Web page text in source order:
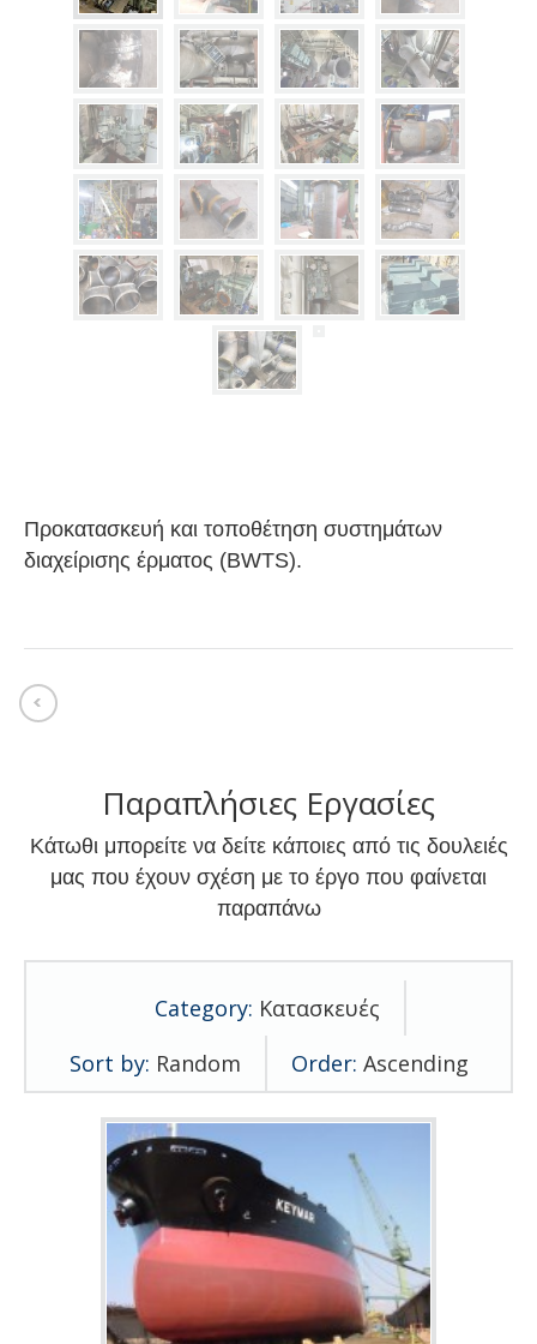
Προκατασκευή και τοποθέτηση συστημάτων
διαχείρισης έρματος (BWTS).
Παραπλήσιες Εργασίες
Κάτωθι μπορείτε να δείτε κάποιες από τις δουλειές
μας που έχουν σχέση με το έργο που φαίνεται
παραπάνω
Category: Κατασκευές
Sort by: Random Order: Ascending